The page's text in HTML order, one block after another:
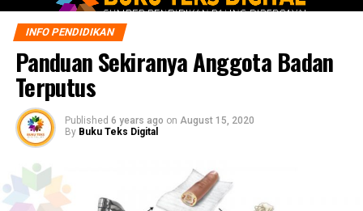
INFO PENDIDIKAN
Panduan Sekiranya Anggota Badan
Terputus
Published 6 years ago on August 15, 2020
By Buku Teks Digital